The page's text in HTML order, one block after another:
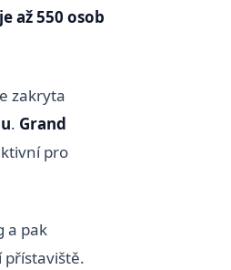
až 550 osob
zakryta
. Grand
pro
a pak
přístaviště.